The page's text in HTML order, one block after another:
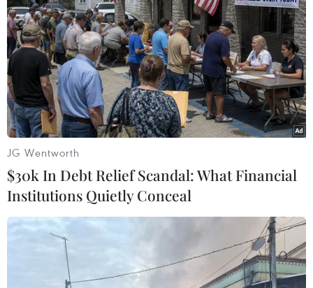
#Giá dầu thô Brent
#Giá dầu thô ngọt nhẹ của Mỹ
#Cơ quan Năng lượng Quốc tế
JG Wentworth
$30k In Debt Relief Scandal: What Financial
Institutions Quietly Conceal